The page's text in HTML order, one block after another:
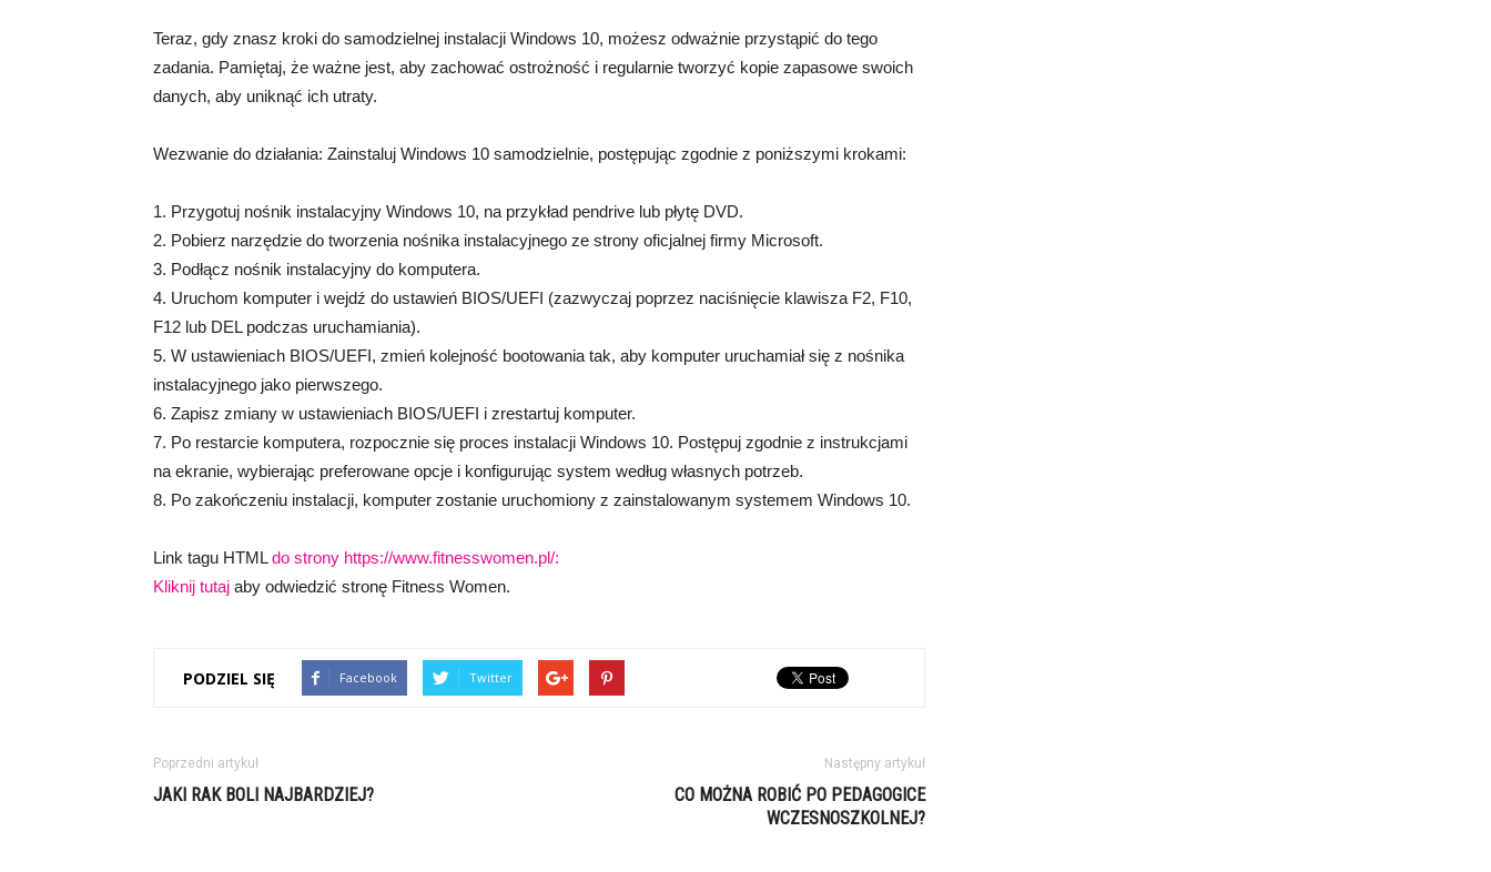
Teraz, gdy znasz kroki do samodzielnej instalacji Windows 10, możesz odważnie przystąpić do tego
zadania. Pamiętaj, że ważne jest, aby zachować ostrożność i regularnie tworzyć kopie zapasowe swoich
danych, aby uniknąć ich utraty.
Wezwanie do działania: Zainstaluj Windows 10 samodzielnie, postępując zgodnie z poniższymi krokami:
1. Przygotuj nośnik instalacyjny Windows 10, na przykład pendrive lub płytę DVD.
2. Pobierz narzędzie do tworzenia nośnika instalacyjnego ze strony oficjalnej firmy Microsoft.
3. Podłącz nośnik instalacyjny do komputera.
4. Uruchom komputer i wejdź do ustawień BIOS/UEFI (zazwyczaj poprzez naciśnięcie klawisza F2, F10,
F12 lub DEL podczas uruchamiania).
5. W ustawieniach BIOS/UEFI, zmień kolejność bootowania tak, aby komputer uruchamiał się z nośnika
instalacyjnego jako pierwszego.
6. Zapisz zmiany w ustawieniach BIOS/UEFI i zrestartuj komputer.
7. Po restarcie komputera, rozpocznie się proces instalacji Windows 10. Postępuj zgodnie z instrukcjami
na ekranie, wybierając preferowane opcje i konfigurując system według własnych potrzeb.
8. Po zakończeniu instalacji, komputer zostanie uruchomiony z zainstalowanym systemem Windows 10.
Link tagu HTMLdo strony https://www.fitnesswomen.pl/:
Kliknij tutaj aby odwiedzić stronę Fitness Women.
PODZIEL SIĘ Facebook Twitter
Poprzedni artykuł
JAKI RAK BOLI NAJBARDZIEJ?
Następny artykuł
CO MOŻNA ROBIĆ PO PEDAGOGICE
WCZESNOSZKOLNEJ?